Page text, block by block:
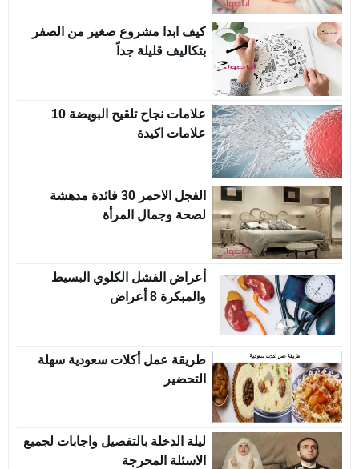
كيف ابدا مشروع صغير من الصفر
بتكاليف قليلة جداً
علامات نجاح تلقيح البويضة 10
علامات اكيدة
الفجل الاحمر 30 فائدة مدهشة
لصحة وجمال المرأة
أعراض الفشل الكلوي البسيط
والمبكرة 8 أعراض
طريقة عمل أكلات سعودية سهلة
التحضير
ليلة الدخلة بالتفصيل واجابات لجميع
الاسئلة المحرجة